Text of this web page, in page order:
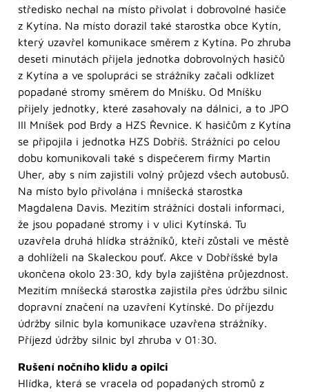
středisko nechal na místo přivolat i dobrovolné hasiče
z Kytína. Na místo dorazil také starostka obce Kytín,
který uzavřel komunikace směrem z Kytína. Po zhruba
deseti minutách přijela jednotka dobrovolných hasičů
z Kytína a ve spolupráci se strážníky začali odklízet
popadané stromy směrem do Mníšku. Od Mníšku
přijely jednotky, které zasahovaly na dálnici, a to JPO
III Mníšek pod Brdy a HZS Řevnice. K hasičům z Kytína
se připojila i jednotka HZS Dobříš. Strážníci po celou
dobu komunikovali také s dispečerem firmy Martin
Uher, aby s ním zajistili volný průjezd všech autobusů.
Na místo bylo přivolána i mníšecká starostka
Magdalena Davis. Mezitím strážníci dostali informaci,
že jsou popadané stromy i v ulici Kytínská. Tu
uzavřela druhá hlídka strážníků, kteří zůstali ve městě
a dohlíželi na Skaleckou pouť. Akce v Dobříšské byla
ukončena okolo 23:30, kdy byla zajištěna průjezdnost.
Mezitím mníšecká starostka zajistila přes údržbu silnic
dopravní značení na uzavření Kytínské. Do příjezdu
údržby silnic byla komunikace uzavřena strážníky.
Příjezd údržby silnic byl zhruba v 01:30.
Rušení nočního klidu a opilci
Hlídka, která se vracela od popadaných stromů z